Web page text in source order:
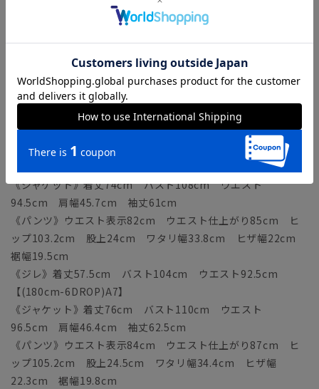
21.4cm 裾幅18.9cm
《ジレ》着丈55.5cm バスト100cm ウエスト88.5cm
【(170cm-6DROP)A5】
《ジャケット》着丈72cm バスト106cm ウエスト
92.5cm 肩幅45cm 袖丈59.5cm
《パンツ》ウエスト表示80cm ウエスト仕上がり83cm ヒ
ップ101.2cm 股上23.5cm ワタリ幅33.2cm ヒザ幅
21.7cm 裾幅19.2cm
《ジレ》着丈56.5cm バスト102cm ウエスト90.5cm
《ジャケット》着丈74cm バスト108cm ウエスト
94.5cm 肩幅45.7cm 袖丈61cm
《パンツ》ウエスト表示82cm ウエスト仕上がり85cm ヒ
ップ103.2cm 股上24cm ワタリ幅33.8cm ヒザ幅22cm
裾幅19.5cm
《ジレ》着丈57.5cm バスト104cm ウエスト92.5cm
【(180cm-6DROP)A7】
《ジャケット》着丈76cm バスト110cm ウエスト
96.5cm 肩幅46.4cm 袖丈62.5cm
《パンツ》ウエスト表示84cm ウエスト仕上がり87cm ヒ
ップ105.2cm 股上24.5cm ワタリ幅34.4cm ヒザ幅
22.3cm 裾幅19.8cm